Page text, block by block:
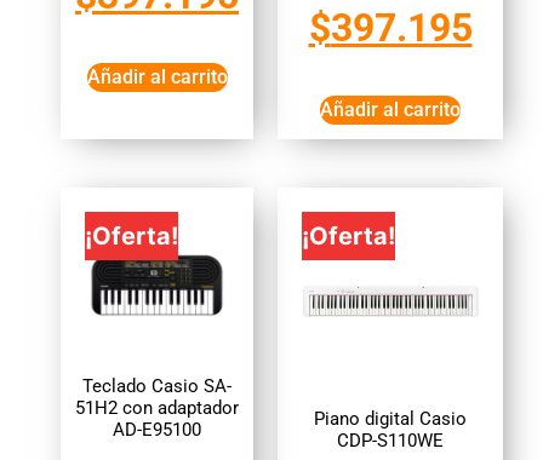
Añadir al carrito
$397.195
Añadir al carrito
¡Oferta!
Teclado Casio SA-
51H2 con adaptador
AD-E95100
¡Oferta!
Piano digital Casio
CDP-S110WE